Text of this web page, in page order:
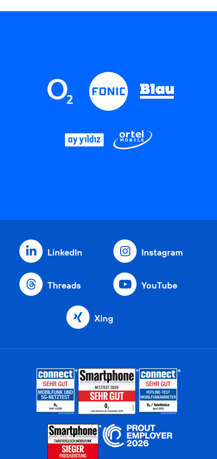
LinkedIn Instagram
Threads YouTube
Xing